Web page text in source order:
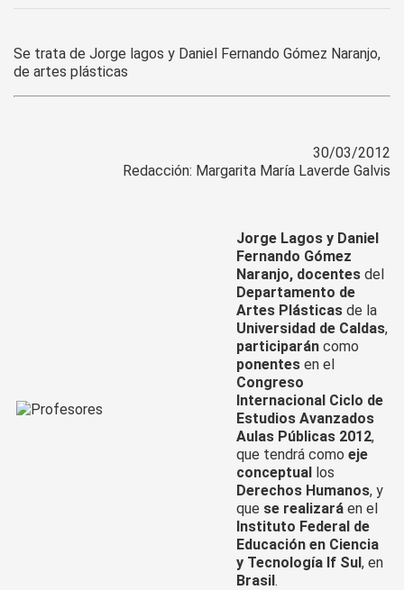
de
en
estudio
Se trata de Jorge lagos y Daniel Fernando Gómez Naranjo,
de artes plásticas
30/03/2012
Redacción: Margarita María Laverde Galvis
Jorge Lagos y Daniel
Fernando Gómez
Naranjo, docentes del
Departamento de
Artes Plásticas de la
Universidad de Caldas,
participarán como
ponentes en el
Congreso
Internacional Ciclo de
Estudios Avanzados
Aulas Públicas 2012,
que tendrá como eje
conceptual los
Derechos Humanos, y
que se realizará en el
Instituto Federal de
Educación en Ciencia
y Tecnología If Sul, en
Brasil.